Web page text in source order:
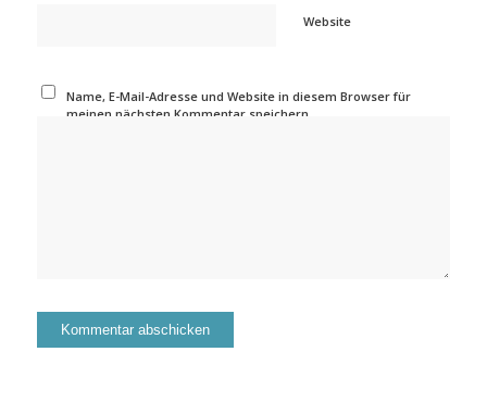
Website
Name, E-Mail-Adresse und Website in diesem Browser für
meinen nächsten Kommentar speichern.